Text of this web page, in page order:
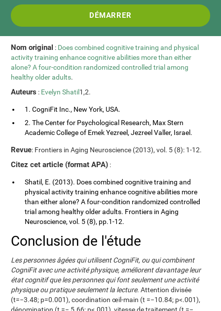
DÉMARRER
Nom original : Does combined cognitive training and physical
activity training enhance cognitive abilities more than either
alone? A four-condition randomized controlled trial among
healthy older adults.
Auteurs : Evelyn Shatil 1,2.
1. CogniFit Inc., New York, USA.
2. The Center for Psychological Research, Max Stern
Academic College of Emek Yezreel, Jezreel Valler, Israel.
Revue: Frontiers in Aging Neuroscience (2013), vol. 5 (8): 1-12.
Citez cet article (format APA) :
Shatil, E. (2013). Does combined cognitive training and
physical activity training enhance cognitive abilities more
than either alone? A four-condition randomized controlled
trial among healthy older adults. Frontiers in Aging
Neuroscience, vol. 5 (8), pp.1-12.
Conclusion de l'étude
Les personnes âgées qui utilisent CogniFit, ou qui combinent
CogniFit avec une activité physique, améliorent davantage leur
état cognitif que les personnes qui font seulement une activité
physique ou pratique seulement la lecture. Attention divisée
(t=−3.48; p=0.001), coordination œil-main (t =−10.84; p<.001),